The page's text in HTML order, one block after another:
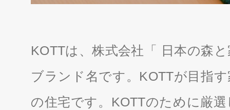
KOTTは、株式会社「 日本の森
ブランド名です。KOTTが目指
の住宅です。KOTTのために厳